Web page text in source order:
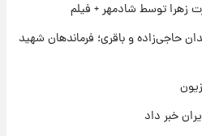
کالابرگ برای سه دهک؛ جزئیات اعلام
زهرا توسط شادمهر + فیلم
حاجی‌زاده و باقری؛ فرماندهان شهید
خبر داد